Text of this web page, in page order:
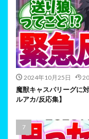
2024年10月25日
魔獣キャスパリーグに
ルアカ/反応集】